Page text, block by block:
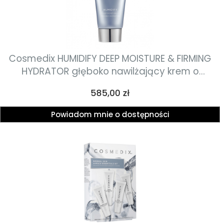
Cosmedix HUMIDIFY DEEP MOISTURE & FIRMING
HYDRATOR głęboko nawilżający krem o
Cena
585,00 zł
Powiadom mnie o dostępności